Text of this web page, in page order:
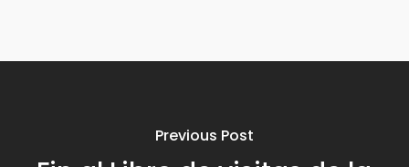
Previous Post